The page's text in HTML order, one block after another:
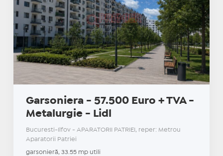
Garsoniera - 57.500 Euro + TVA -
Metalurgie - Lidl
Bucuresti-Ilfov - APARATORII PATRIEI, reper: Metrou
Aparatorii Patriei
garsonieră, 33.55 mp utili